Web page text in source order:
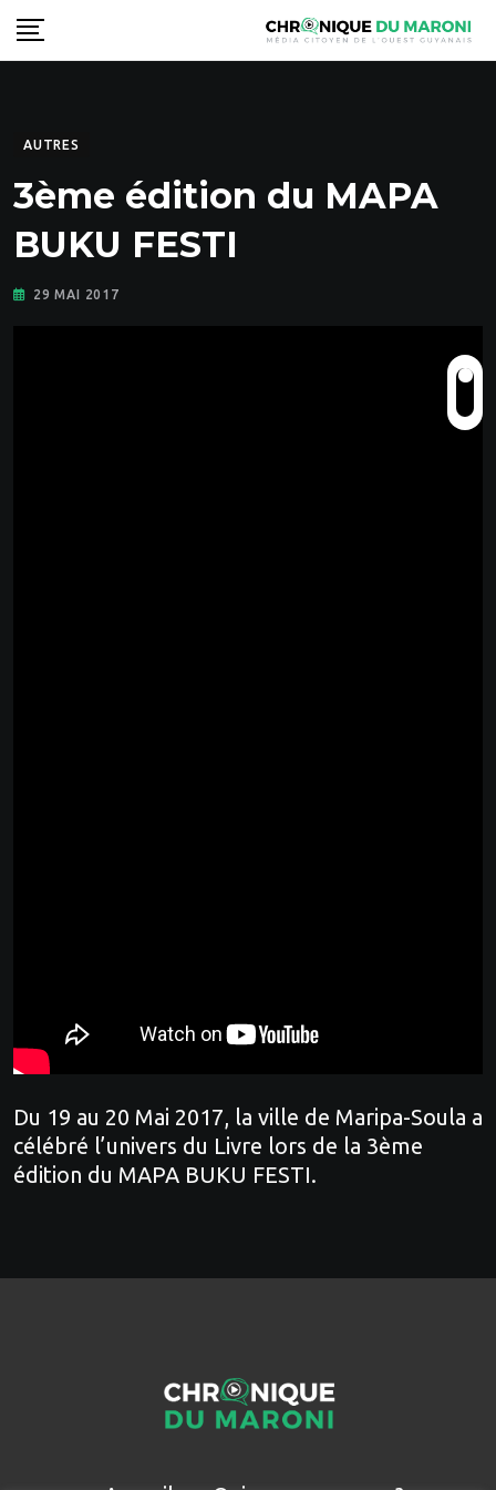
Skip
to
AUTRES
3ème édition du MAPA
BUKU FESTI
29 MAI 2017
Du 19 au 20 Mai 2017, la ville de Maripa-Soula a
célébré l’univers du Livre lors de la 3ème
édition du MAPA BUKU FESTI.